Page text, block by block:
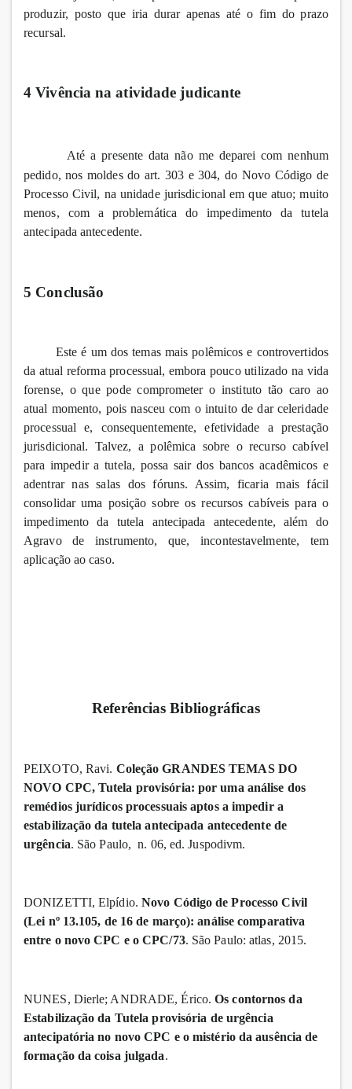
produzir, posto que iria durar apenas até o fim do prazo
recursal.
4 Vivência na atividade judicante
Até a presente data não me deparei com nenhum
pedido, nos moldes do art. 303 e 304, do Novo Código de
Processo Civil, na unidade jurisdicional em que atuo; muito
menos, com a problemática do impedimento da tutela
antecipada antecedente.
5 Conclusão
Este é um dos temas mais polêmicos e controvertidos
da atual reforma processual, embora pouco utilizado na vida
forense, o que pode comprometer o instituto tão caro ao
atual momento, pois nasceu com o intuito de dar celeridade
processual e, consequentemente, efetividade a prestação
jurisdicional. Talvez, a polêmica sobre o recurso cabível
para impedir a tutela, possa sair dos bancos acadêmicos e
adentrar nas salas dos fóruns. Assim, ficaria mais fácil
consolidar uma posição sobre os recursos cabíveis para o
impedimento da tutela antecipada antecedente, além do
Agravo de instrumento, que, incontestavelmente, tem
aplicação ao caso.
Referências Bibliográficas
PEIXOTO, Ravi. Coleção GRANDES TEMAS DO
NOVO CPC, Tutela provisória: por uma análise dos
remédios jurídicos processuais aptos a impedir a
estabilização da tutela antecipada antecedente de
urgência. São Paulo, n. 06, ed. Juspodivm.
DONIZETTI, Elpídio. Novo Código de Processo Civil
(Lei nº 13.105, de 16 de março): análise comparativa
entre o novo CPC e o CPC/73. São Paulo: atlas, 2015.
NUNES, Dierle; ANDRADE, Érico.Os contornos da
Estabilização da Tutela provisória de urgência
antecipatória no novo CPC e o mistério da ausência de
formação da coisa julgada.